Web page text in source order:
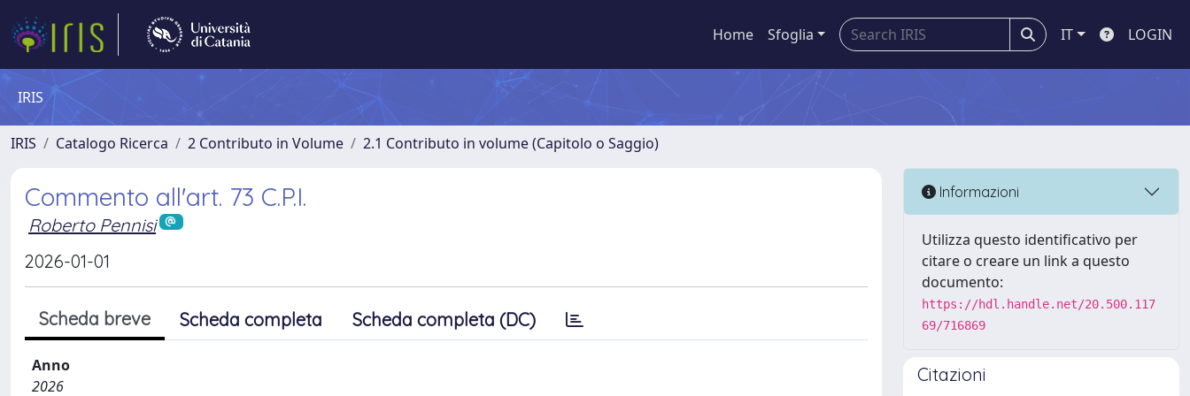
Home Sfoglia IT LOGIN
IRIS
IRIS Catalogo Ricerca 2 Contributo in Volume 2.1 Contributo in volume (Capitolo o Saggio)
Commento all'art. 73 C.P.I.
Roberto Pennisi
2026-01-01
Scheda breve Scheda completa Scheda completa (DC)
Anno
2026
Informazioni
Utilizza questo identificativo per
citare o creare un link a questo
documento:
https://hdl.handle.net/20.500.117
69/716869
Citazioni